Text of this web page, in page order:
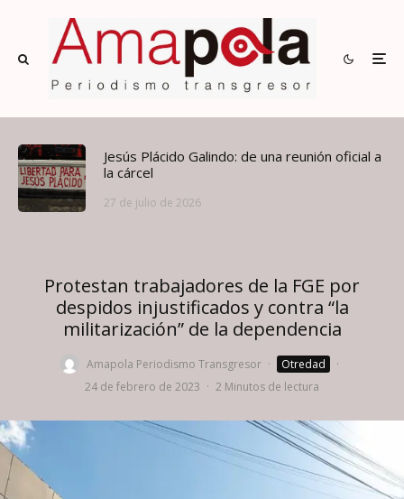
Jesús Plácido Galindo: de una reunión oficial a
la cárcel
27 de julio de 2026
Protestan trabajadores de la FGE por
despidos injustificados y contra “la
militarización” de la dependencia
Amapola Periodismo Transgresor · Otredad
·
24 de febrero de 2023 · 2 Minutos de lectura